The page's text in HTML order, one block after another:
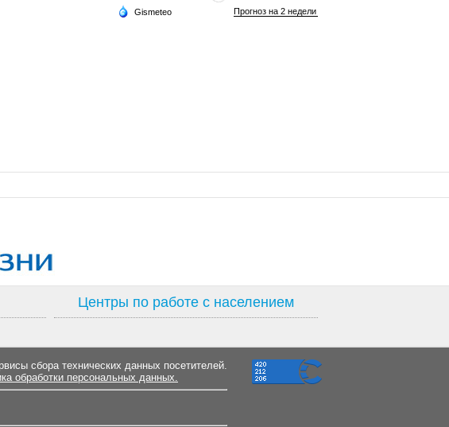
Центры по работе с населением
сбора технических данных посетителей.
обработки персональных данных.